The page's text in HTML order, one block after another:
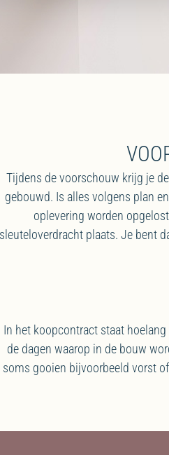
Tijdens de voorschouw krijg je
gebouwd. Is alles volgens plan
oplevering worden
sleuteloverdracht plaats. Je bent
In het koopcontract staat
de dagen waarop in de bouw
soms gooien bijvoorbeeld vorst